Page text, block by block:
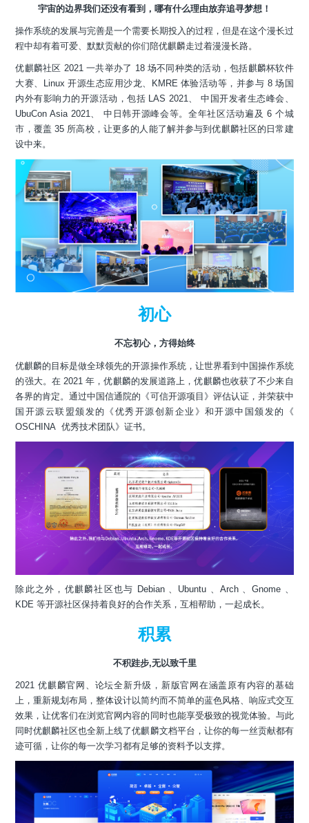
宇宙的边界我们还没有看到，哪有什么理由放弃追寻梦想！
操作系统的发展与完善是一个需要长期投入的过程，但是在这个漫长过
程中却有着可爱、默默贡献的你们陪优麒麟走过着漫漫长路。
优麒麟社区 2021 一共举办了 18 场不同种类的活动，包括麒麟杯软件
大赛、Linux 开源生态应用沙龙、KMRE 体验活动等，并参与 8 场国
内外有影响力的开源活动，包括 LAS 2021、 中国开发者生态峰会、
UbuCon Asia 2021、 中日韩开源峰会等。全年社区活动遍及 6 个城
市，覆盖 35 所高校，让更多的人能了解并参与到优麒麟社区的日常建
设中来。
初心
不忘初心，方得始终
优麒麟的目标是做全球领先的开源操作系统，让世界看到中国操作系统
的强大。在 2021 年，优麒麟的发展道路上，优麒麟也收获了不少来自
各界的肯定。通过中国信通院的《可信开源项目》评估认证，并荣获中
国开源云联盟颁发的《优秀开源创新企业》和开源中国颁发的《
OSCHINA 优秀技术团队》证书。
除此之外，优麒麟社区也与 Debian 、Ubuntu 、Arch 、Gnome 、
KDE 等开源社区保持着良好的合作关系，互相帮助，一起成长。
积累
不积跬步,无以致千里
2021 优麒麟官网、论坛全新升级，新版官网在涵盖原有内容的基础
上，重新规划布局，整体设计以简约而不简单的蓝色风格、响应式交互
效果，让优客们在浏览官网内容的同时也能享受极致的视觉体验。与此
同时优麒麟社区也全新上线了优麒麟文档平台，让你的每一丝贡献都有
迹可循，让你的每一次学习都有足够的资料予以支撑。